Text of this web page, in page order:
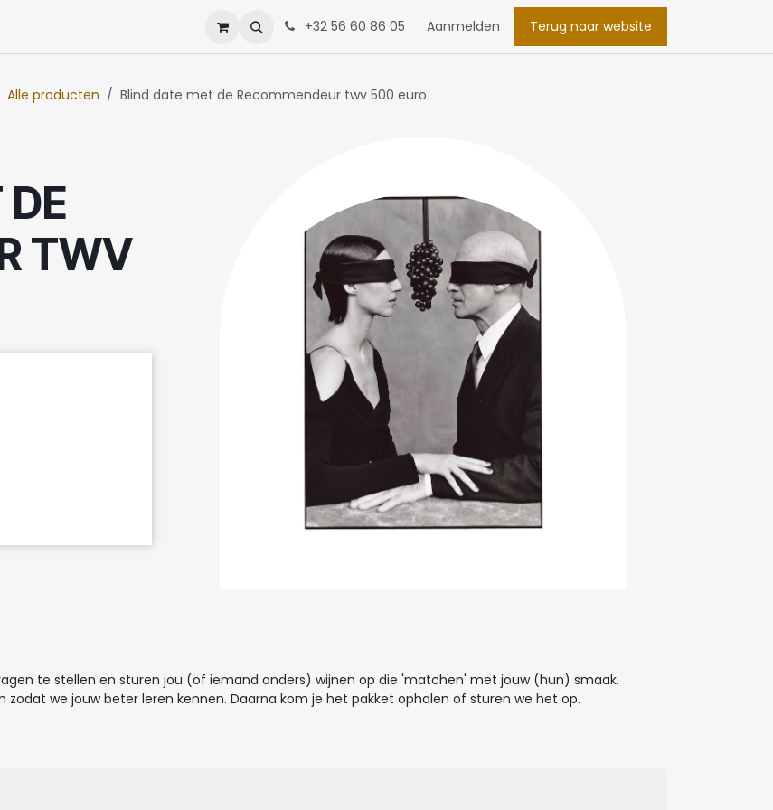
+32 56 60 86 05 Aanmelden Terug naar website
Alle producten Blind date met de Recommendeur twv 500 euro
TWV
te stellen en sturen jou (of iemand anders) wijnen op die 'matchen' met jouw (hun) smaak.
zodat we jouw beter leren kennen. Daarna kom je het pakket ophalen of sturen we het op.